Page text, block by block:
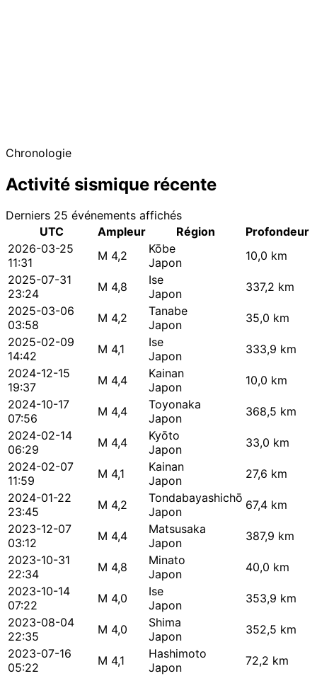
Chronologie
Activité sismique récente
Derniers 25 événements affichés
UTC
Ampleur Région
Profondeur
2026-03-25
11:31
M 4,2
Kōbe
Japon
10,0 km
2025-07-31
23:24
M 4,8
Ise
Japon
337,2 km
2025-03-06
03:58
M 4,2
Tanabe
Japon
35,0 km
2025-02-09
14:42
M 4,1
Ise
Japon
333,9 km
2024-12-15
19:37
M 4,4
Kainan
Japon
10,0 km
2024-10-17
07:56
M 4,4
Toyonaka
Japon
368,5 km
2024-02-14
06:29
M 4,4
Kyōto
Japon
33,0 km
2024-02-07
11:59
M 4,1
Kainan
Japon
27,6 km
2024-01-22
23:45
M 4,2
Tondabayashichō
Japon
67,4 km
2023-12-07
03:12
M 4,4
Matsusaka
Japon
387,9 km
2023-10-31
22:34
M 4,8
Minato
Japon
40,0 km
2023-10-14
07:22
M 4,0
Ise
Japon
353,9 km
2023-08-04
22:35
M 4,0
Shima
Japon
352,5 km
2023-07-16
05:22
M 4,1
Hashimoto
Japon
72,2 km